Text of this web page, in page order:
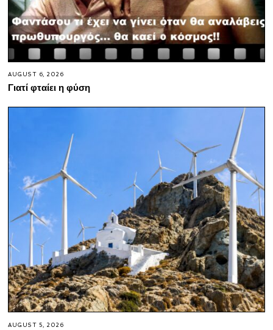
AUGUST 6, 2026
Γιατί φταίει η φύση
AUGUST 5, 2026